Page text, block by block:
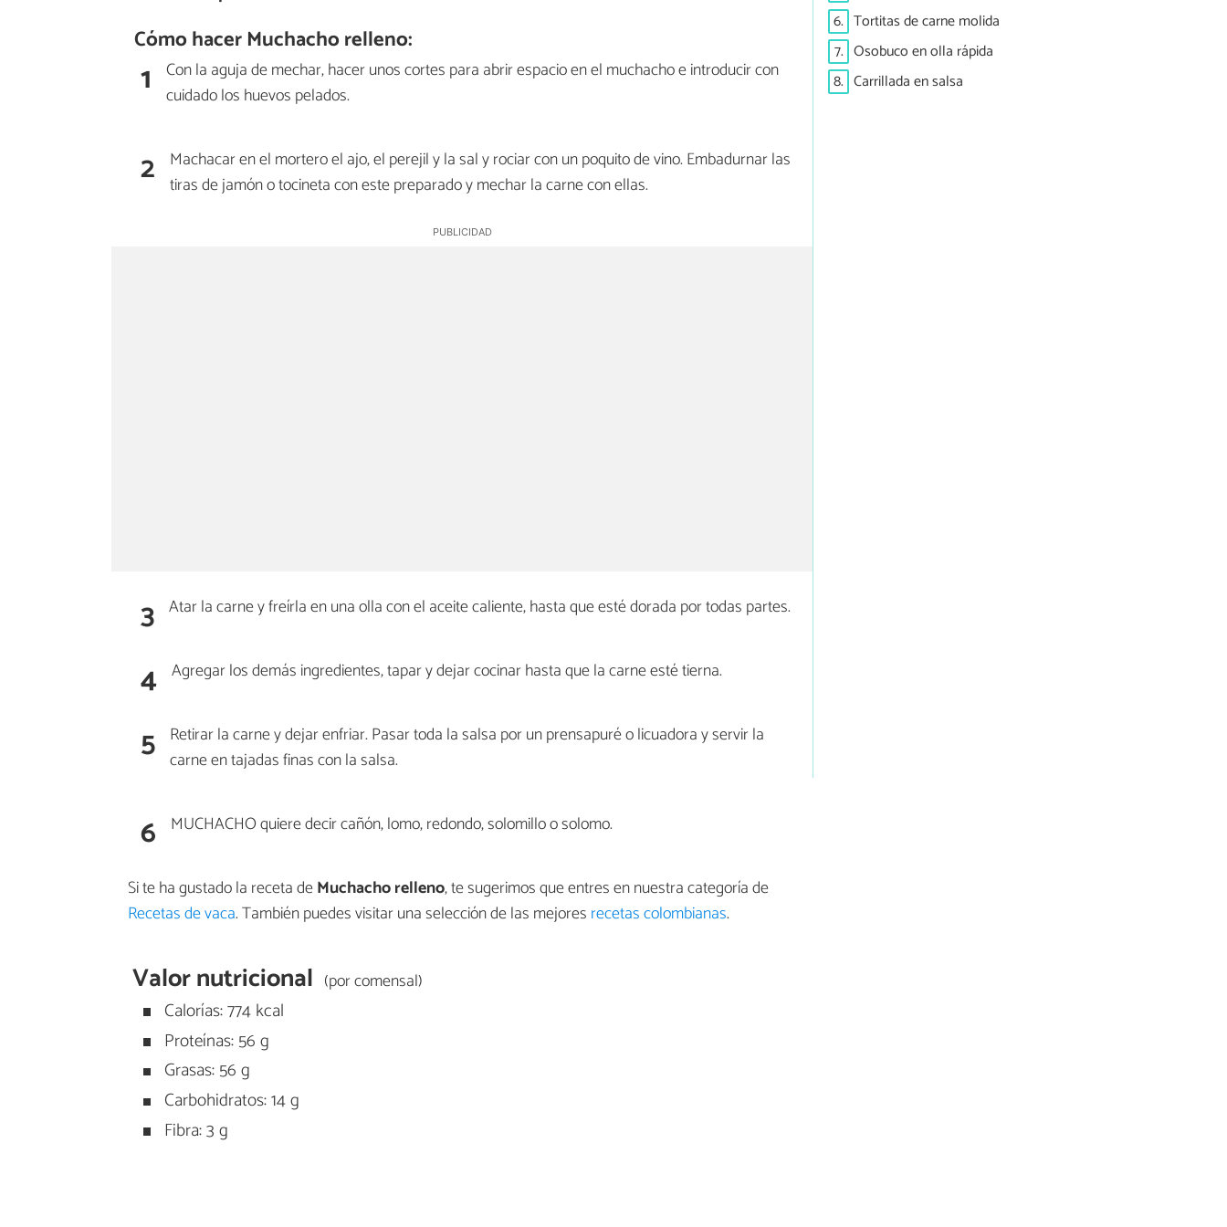
Cómo hacer Muchacho relleno:
1 Con la aguja de mechar, hacer unos cortes para abrir espacio en el muchacho e introducir con
cuidado los huevos pelados.
2 Machacar en el mortero el ajo, el perejil y la sal y rociar con un poquito de vino. Embadurnar las
tiras de jamón o tocineta con este preparado y mechar la carne con ellas.
3 Atar la carne y freírla en una olla con el aceite caliente, hasta que esté dorada por todas partes.
4 Agregar los demás ingredientes, tapar y dejar cocinar hasta que la carne esté tierna.
5 Retirar la carne y dejar enfriar. Pasar toda la salsa por un prensapuré o licuadora y servir la
carne en tajadas finas con la salsa.
6 MUCHACHO quiere decir cañón, lomo, redondo, solomillo o solomo.
Si te ha gustado la receta deMuchacho relleno, te sugerimos que entres en nuestra categoría de
Recetas de vaca. También puedes visitar una selección de las mejores recetas colombianas.
Valor nutricional (por comensal)
Calorías: 774 kcal
Proteínas: 56 g
Grasas: 56 g
Carbohidratos: 14 g
Fibra: 3 g
6. Tortitas de carne molida
7. Osobuco en olla rápida
8. Carrillada en salsa